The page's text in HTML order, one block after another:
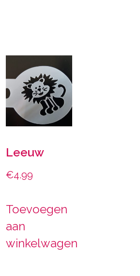
Leeuw
€4.99
Toevoegen
aan
winkelwagen